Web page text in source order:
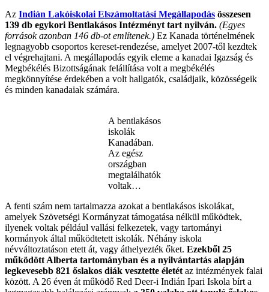
Az Indián Lakóiskolai Elszámoltatási Megállapodás összesen
139 db egykori Bentlakásos Intézményt tart nyilván. (Egyes
források azonban 146 db-ot említenek.) Ez Kanada történelmének
legnagyobb csoportos kereset-rendezése, amelyet 2007-től kezdtek
el végrehajtani. A megállapodás egyik eleme a kanadai Igazság és
Megbékélés Bizottságának felállítása volt a megbékélés
megkönnyítése érdekében a volt hallgatók, családjaik, közösségeik
és minden kanadaiak számára.
A bentlakásos
iskolák
Kanadában.
Az egész
országban
megtalálhatók
voltak…
A fenti szám nem tartalmazza azokat a bentlakásos iskolákat,
amelyek Szövetségi Kormányzat támogatása nélkül működtek,
ilyenek voltak például vallási felkezetek, vagy tartományi
kormányok által működtetett iskolák. Néhány iskola
névváltoztatáson etett át, vagy áthelyezték őket. Ezekből 25
működött Alberta tartományban és a nyilvántartás alapján
legkevesebb 821 őslakos diák vesztette életétaz intézmények falai
között. A 26 éven át működő Red Deer-i Indián Ipari Iskola bírt a